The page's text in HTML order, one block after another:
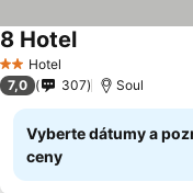
2 Počet hviezdičiek
Hotel
8 HotelZobraziť ceny
7,0 307 Soul
Vyberte dátumy a
ceny